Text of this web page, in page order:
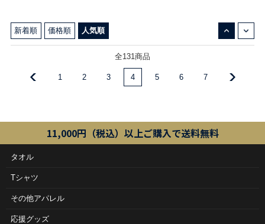
新着順 価格順 人気順
全131商品
1 2 3 4 5 6 7
11,000円（税込）以上ご購入で送料無料
タオル
Tシャツ
その他アパレル
応援グッズ